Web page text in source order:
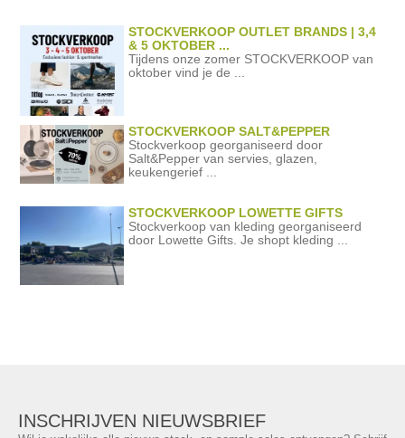
STOCKVERKOOP OUTLET BRANDS | 3,4
& 5 OKTOBER ...
Tijdens onze zomer STOCKVERKOOP van
oktober vind je de ...
STOCKVERKOOP SALT&PEPPER
Stockverkoop georganiseerd door
Salt&Pepper van servies, glazen,
keukengerief ...
STOCKVERKOOP LOWETTE GIFTS
Stockverkoop van kleding georganiseerd
door Lowette Gifts. Je shopt kleding ...
INSCHRIJVEN NIEUWSBRIEF